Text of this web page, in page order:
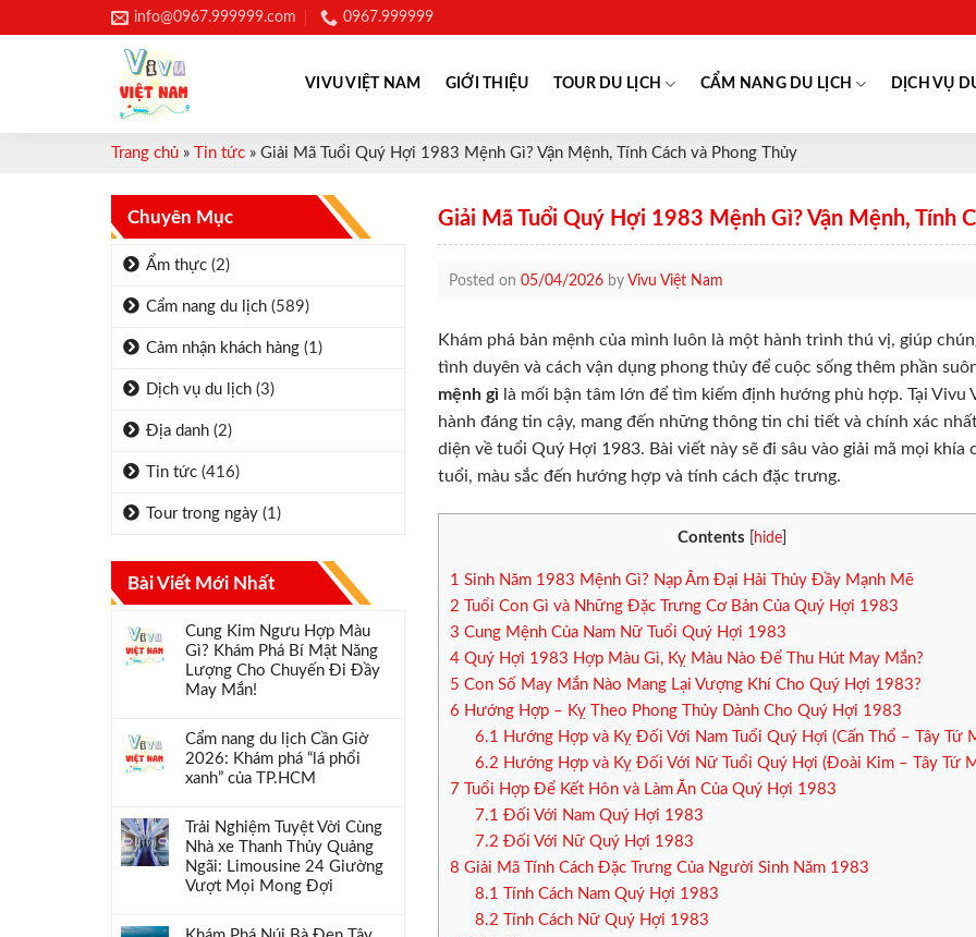
to
info@0967.999999.com 0967.999999
VIVU VIỆT NAM GIỚI THIỆU TOUR DU LỊCH CẨM NANG DU LỊCH DỊCH VỤ
Trang chủ » Tin tức » Giải Mã Tuổi Quý Hợi 1983 Mệnh Gì? Vận Mệnh, Tính Cách và Phong Thủy
Chuyên Mục
Ẩm thực (2)
Cẩm nang du lịch (589)
Cảm nhận khách hàng (1)
Dịch vụ du lịch (3)
Địa danh (2)
Tin tức (416)
Tour trong ngày (1)
Bài Viết Mới Nhất
Cung Kim Ngưu Hợp Màu
Gì? Khám Phá Bí Mật Năng
Lượng Cho Chuyến Đi Đầy
May Mắn!
Cẩm nang du lịch Cần Giờ
2026: Khám phá “lá phổi
xanh” của TP.HCM
Trải Nghiệm Tuyệt Vời Cùng
Nhà xe Thanh Thủy Quảng
Ngãi: Limousine 24 Giường
Vượt Mọi Mong Đợi
Giải Mã Tuổi Quý Hợi 1983 Mệnh Gì? Vận Mệnh, Tính
Posted on 05/04/2026 by Vivu Việt Nam
Khám phá bản mệnh của mình luôn là một hành trình thú vị, giúp
tình duyên và cách vận dụng phong thủy để cuộc sống thêm phần
mệnh gì là mối bận tâm lớn để tìm kiếm định hướng phù hợp. Tại
hành đáng tin cậy, mang đến những thông tin chi tiết và chính xác
diện về tuổi Quý Hợi 1983. Bài viết này sẽ đi sâu vào giải mã mọi
tuổi, màu sắc đến hướng hợp và tính cách đặc trưng.
Contents hide]
1 Sinh Năm 1983 Mệnh Gì? Nạp Âm Đại Hải Thủy Đầy Mạnh Mẽ
2 Tuổi Con Gì và Những Đặc Trưng Cơ Bản Của Quý Hợi 1983
3 Cung Mệnh Của Nam Nữ Tuổi Quý Hợi 1983
4 Quý Hợi 1983 Hợp Màu Gì, Kỵ Màu Nào Để Thu Hút May Mắn?
5 Con Số May Mắn Nào Mang Lại Vượng Khí Cho Quý Hợi 1983?
6 Hướng Hợp – Kỵ Theo Phong Thủy Dành Cho Quý Hợi 1983
6.1 Hướng Hợp và Kỵ Đối Với Nam Tuổi Quý Hợi (Cấn Thổ – Tây Tứ
6.2 Hướng Hợp và Kỵ Đối Với Nữ Tuổi Quý Hợi (Đoài Kim – Tây Tứ
7 Tuổi Hợp Để Kết Hôn và Làm Ăn Của Quý Hợi 1983
7.1 Đối Với Nam Quý Hợi 1983
7.2 Đối Với Nữ Quý Hợi 1983
8 Giải Mã Tính Cách Đặc Trưng Của Người Sinh Năm 1983
8.1 Tính Cách Nam Quý Hợi 1983
8.2 Tính Cách Nữ Quý Hợi 1983